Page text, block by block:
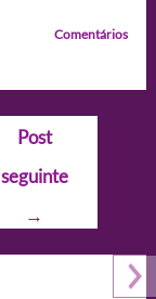
Comentários
Post
seguinte
→